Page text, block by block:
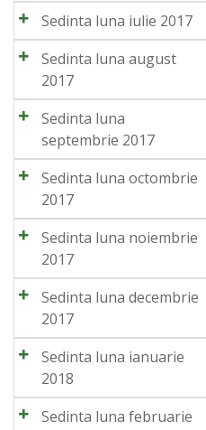
Sedinta luna iulie 2017
Sedinta luna august
2017
Sedinta luna
septembrie 2017
Sedinta luna octombrie
2017
Sedinta luna noiembrie
2017
Sedinta luna decembrie
2017
Sedinta luna ianuarie
2018
Sedinta luna februarie